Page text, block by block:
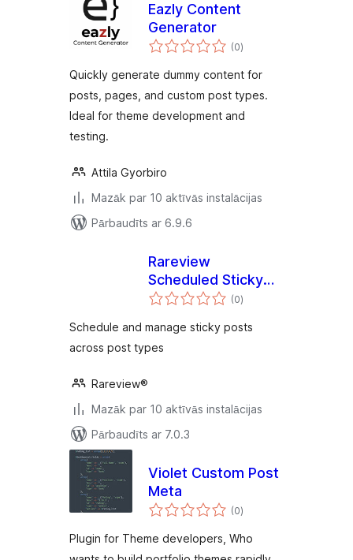
Eazly Content
Generator
(0vērtējumu
kopsumma
)
Quickly generate dummy content for
posts, pages, and custom post types.
Ideal for theme development and
testing.
Attila Gyorbiro
Mazāk par 10 aktīvās instalācijas
Pārbaudīts ar 6.9.6
Rareview
Scheduled Sticky
Posts
(0vērtējumu
kopsumma
)
Schedule and manage sticky posts
across post types
Rareview®
Mazāk par 10 aktīvās instalācijas
Pārbaudīts ar 7.0.3
Violet Custom Post
Meta
(0vērtējumu
kopsumma
)
Plugin for Theme developers, Who